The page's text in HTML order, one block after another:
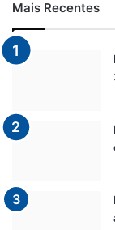
Mais Recentes